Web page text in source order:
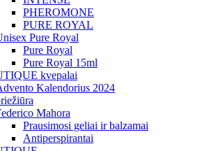
PHEROMONE
PURE ROYAL
Pure Royal
Pure Royal
Pure Royal 15ml
kvepalai
Kalendorius 2024
Mahora
Prausimosi geliai ir balzamai
Antiperspirantai